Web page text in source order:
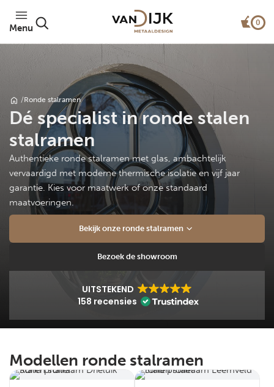
Menu
0
/Ronde stalramen
Dé specialist in ronde stalen
stalramen
Authentieke ronde stalramen met glas, ambachtelijk
vervaardigd met moderne thermische isolatie en vijf jaar
garantie. Kies voor maatwerk of onze standaard
maatvoeringen.
Bekijk onze ronde stalramen
Bezoek de showroom
UITSTEKEND
158 recensies
Modellen ronde stalramen